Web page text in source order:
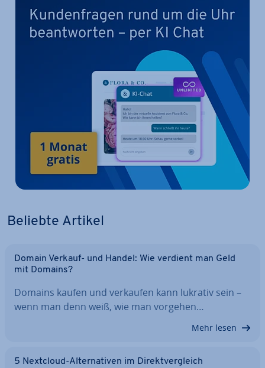
Beliebte Artikel
Domain Verkauf- und Handel: Wie verdient man Geld
mit Domains?
Domains kaufen und verkaufen kann lukrativ sein –
wenn man denn weiß, wie man vorgehen…
Mehr lesen
5 Nextcloud-Al­ter­na­ti­ven im Di­rekt­ver­gleich